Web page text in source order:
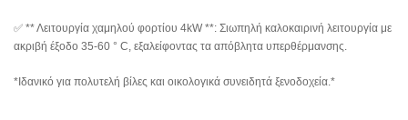
✅ ** Λειτουργία χαμηλού φορτίου 4kW **: Σιωπηλή καλοκαιρινή λειτουργία με
ακριβή έξοδο 35-60 ° C, εξαλείφοντας τα απόβλητα υπερθέρμανσης.
*Ιδανικό για πολυτελή βίλες και οικολογικά συνειδητά ξενοδοχεία.*